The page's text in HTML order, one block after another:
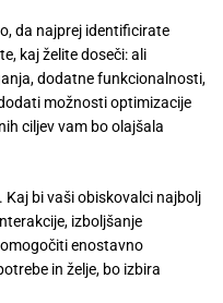
da najprej identificirate
kaj želite doseči: ali
dodatne funkcionalnosti,
možnosti optimizacije
ciljev vam bo olajšala
bi vaši obiskovalci najbolj
izboljšanje
enostavno
in želje, bo izbira